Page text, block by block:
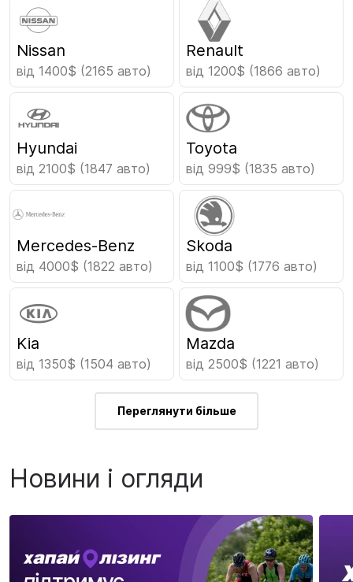
Nissan
від 1400$ (2165 авто)
Renault
від 1200$ (1866 авто)
Hyundai
від 2100$ (1847 авто)
Toyota
від 999$ (1835 авто)
Mercedes-Benz
від 4000$ (1822 авто)
Skoda
від 1100$ (1776 авто)
Kia
від 1350$ (1504 авто)
Mazda
від 2500$ (1221 авто)
Переглянути більше
Новини і огляди